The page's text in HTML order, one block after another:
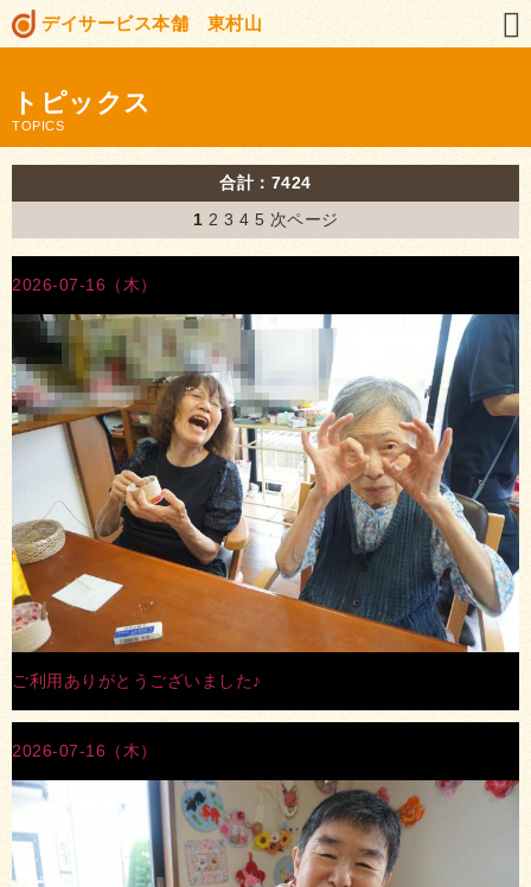
デイサービス本舗 東村山
トピックス
TOPICS
合計：7424
1 2 3 4 5 次ページ
2026-07-16（木）
ご利用ありがとうございました♪
2026-07-16（木）